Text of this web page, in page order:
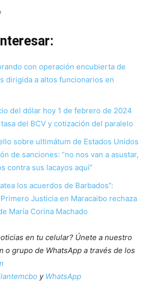
con operación encubierta de
dirigida a altos funcionarios en
del dólar hoy 1 de febrero de 2024
del BCV y cotización del paralelo
sobre ultimátum de Estados Unidos
de sanciones: “no nos van a asustar,
contra sus lacayos aquí”
los acuerdos de Barbados”:
Justicia en Maracaibo rechaza
María Corina Machado
en tu celular? Únete a nuestro
o grupo de WhatsApp a través de los
y WhatsApp